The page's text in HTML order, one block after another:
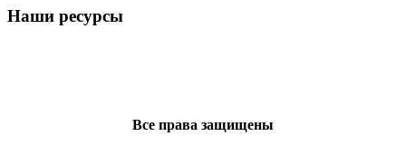
Наши ресурсы
Все права защищены